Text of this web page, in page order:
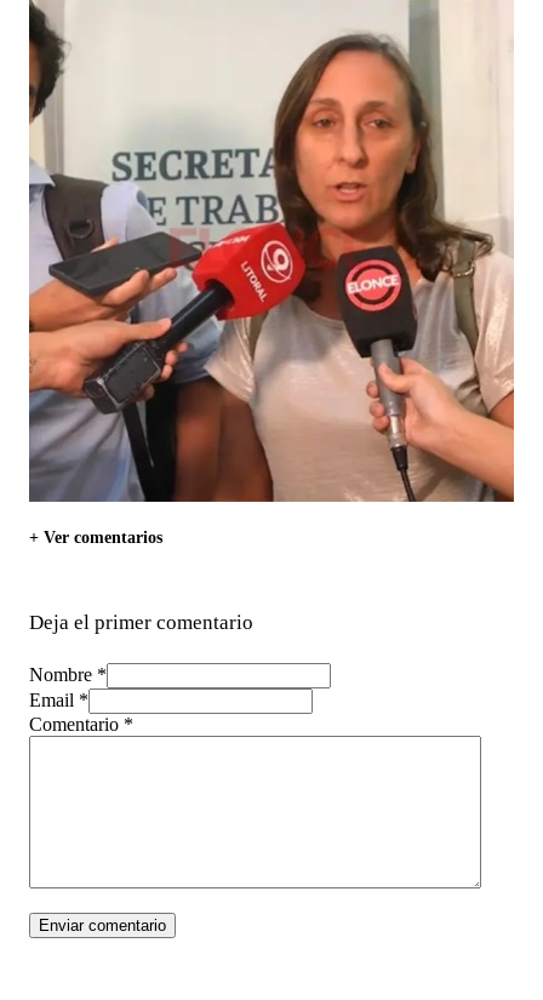
+ Ver comentarios
Deja el primer comentario
Nombre *
Email *
Comentario *